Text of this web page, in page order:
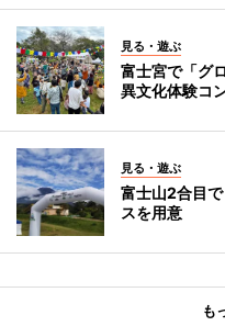
見る・遊ぶ
富士宮で「グ
異文化体験コ
見る・遊ぶ
富士山2合目
スを用意
も